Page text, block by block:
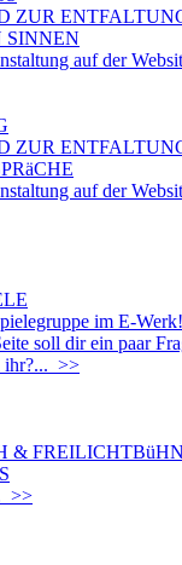
ZUR
SINNEN
auf der
ZUR
auf der
im E-
soll dir ein paar
ihr?... >>
&
>>